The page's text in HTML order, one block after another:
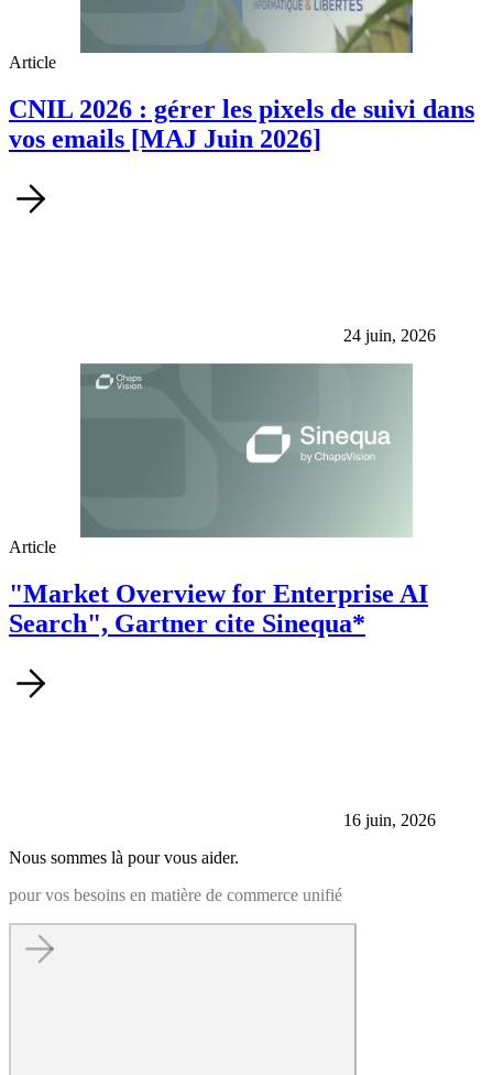
Article
CNIL 2026 : gérer les pixels de suivi dans
vos emails [MAJ Juin 2026]
24 juin, 2026
Article
"Market Overview for Enterprise AI
Search", Gartner cite Sinequa*
16 juin, 2026
Nous sommes là pour vous aider.
pour vos besoins en matière de commerce unifié